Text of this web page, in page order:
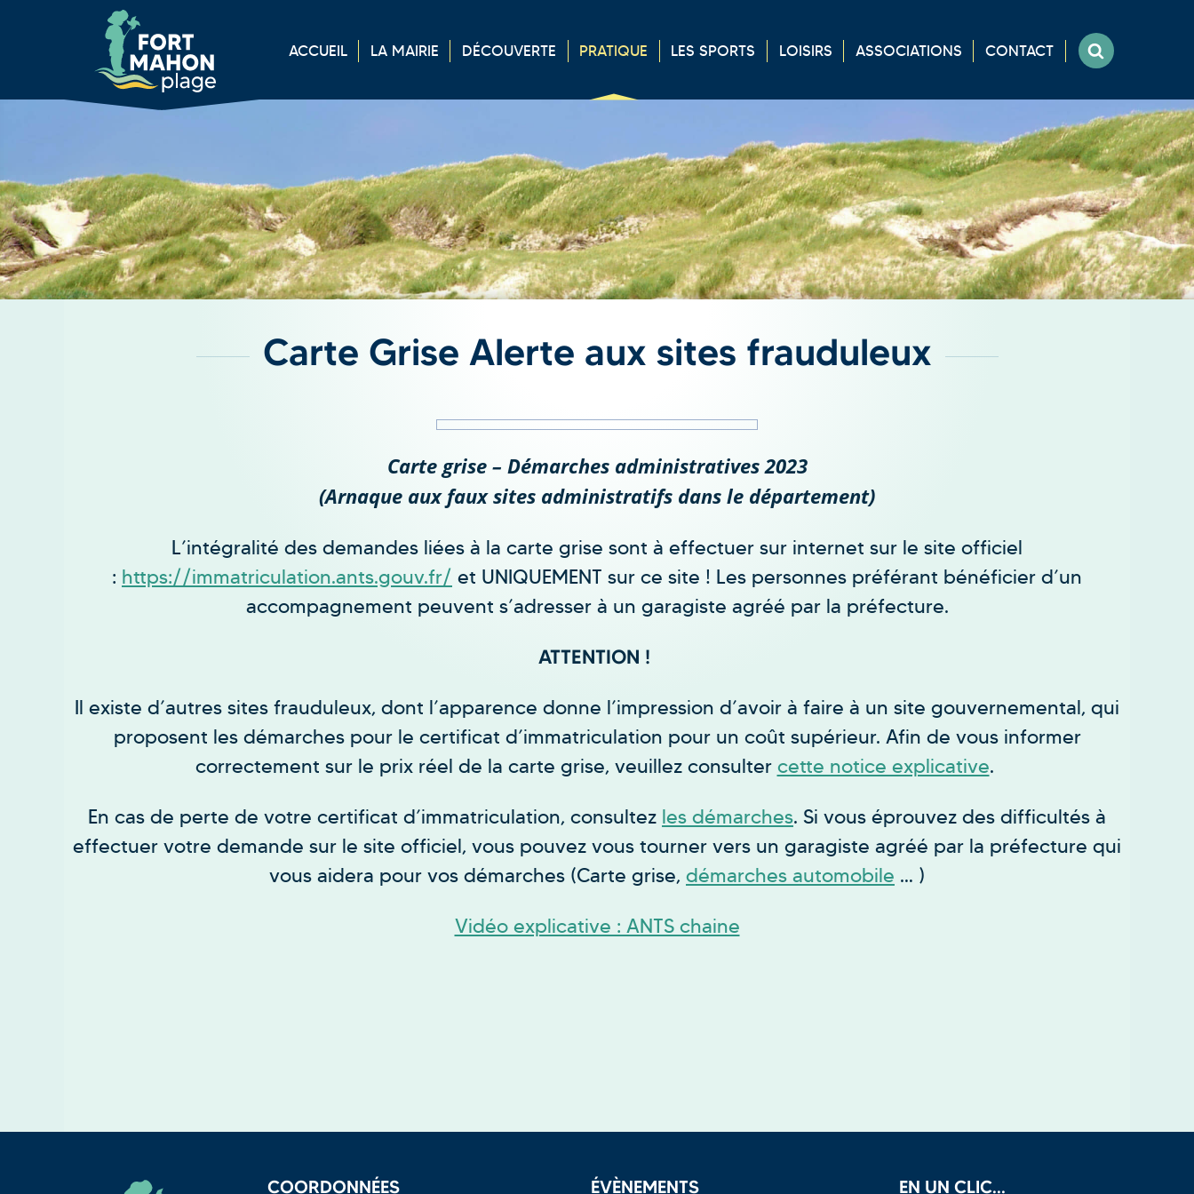
ACCUEIL LA MAIRIE DÉCOUVERTE PRATIQUE LESSPORTS LOISIRS ASSOCIATIONS CONTACT
Carte Grise Alerte aux sites frauduleux
Carte grise – Démarches administratives 2023
(Arnaque aux faux sites administratifs dans le département)
L’intégralité des demandes liées à la carte grise sont à effectuer sur internet sur le site officiel
: https://immatriculation.ants.gouv.fr/ et UNIQUEMENT sur ce site ! Les personnes préférant bénéficier d’un
accompagnement peuvent s’adresser à un garagiste agréé par la préfecture.
ATTENTION !
Il existe d’autres sites frauduleux, dont l’apparence donne l’impression d’avoir à faire à un site gouvernemental, qui
proposent les démarches pour le certificat d’immatriculation pour un coût supérieur. Afin de vous informer
correctement sur le prix réel de la carte grise, veuillez consulter cette notice explicative.
En cas de perte de votre certificat d’immatriculation, consultez les démarches. Si vous éprouvez des difficultés à
effectuer votre demande sur le site officiel, vous pouvez vous tourner vers un garagiste agréé par la préfecture qui
vous aidera pour vos démarches (Carte grise, démarches automobile … )
Vidéo explicative : ANTS chaine
COORDONNÉES ÉVÈNEMENTS EN UN CLIC...
Cookies management panel